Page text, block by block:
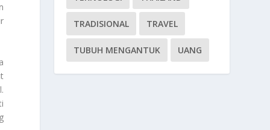
TRADISIONAL TRAVEL
TUBUH MENGANTUK UANG